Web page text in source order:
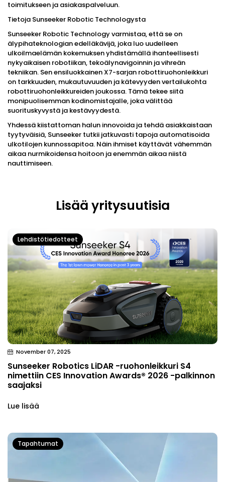
toimitukseen ja asiakaspalveluun.
Tietoja Sunseeker Robotic Technologysta
Sunseeker Robotic Technology varmistaa, että se on
älypihateknologian edelläkävijä, joka luo uudelleen
ulkoilmaelämän kokemuksen yhdistämällä ihanteellisesti
nykyaikaisen robotiikan, tekoälynavigoinnin ja vihreän
tekniikan. Sen ensiluokkainen X7-sarjan robottiruohonleikkuri
on tarkkuuden, mukautuvuuden ja kätevyyden vertailukohta
robottiruohonleikkureiden joukossa. Tämä tekee siitä
monipuolisemman kodinomistajalle, joka välittää
suorituskyvystä ja kestävyydestä.
Yhdessä kiistattoman halun innovoida ja tehdä asiakkaistaan ​​
tyytyväisiä, Sunseeker tutkii jatkuvasti tapoja automatisoida
ulkotilojen kunnossapitoa. Näin ihmiset käyttävät vähemmän
aikaa nurmikoidensa hoitoon ja enemmän aikaa niistä
nauttimiseen.
Lisää yritysuutisia
Lehdistötiedotteet
November 07, 2025
Sunseeker Robotics LiDAR -ruohonleikkuri S4
nimettiin CES Innovation Awards® 2026 -palkinnon
saajaksi
Lue lisää
Tapahtumat